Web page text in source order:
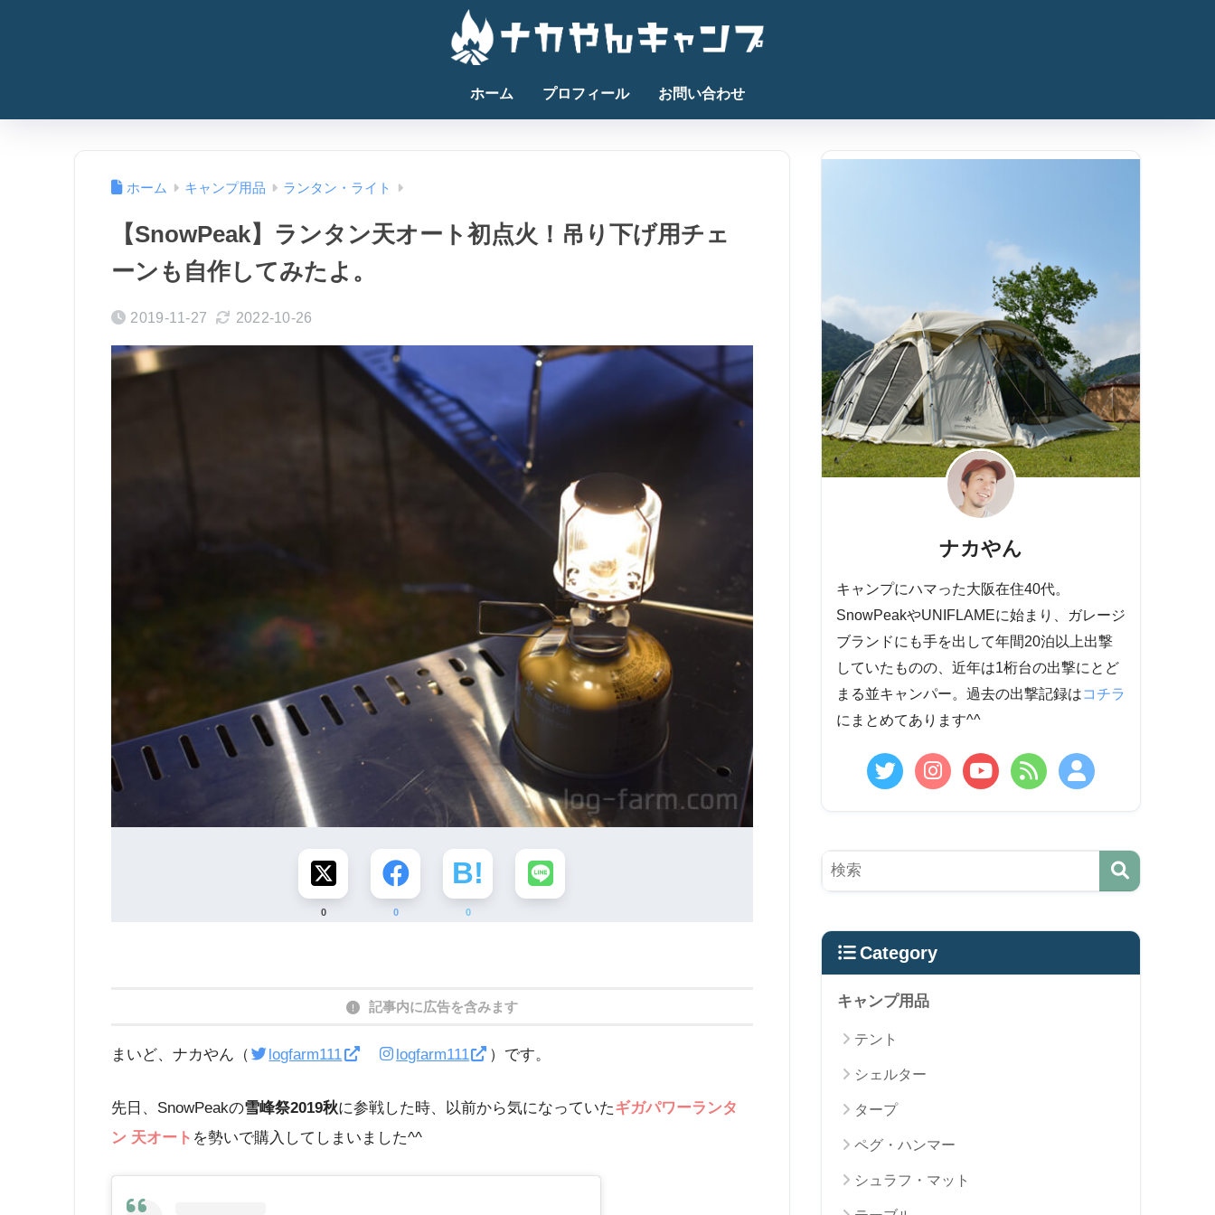
ホーム プロフィール お問い合わせ
ホーム キャンプ用品 ランタン・ライト
【SnowPeak】ランタン天オート初点火！吊り下げ用チェ
ーンも自作してみたよ。
2019-11-27 2022-10-26
0 0 0
記事内に広告を含みます
まいど、ナカやん（ logfarm111 logfarm111 ）です。
先日、SnowPeakの雪峰祭2019秋に参戦した時、以前から気になっていたギガパワーランタ
ン 天オート を勢いで購入してしまいました^^
ナカやん
キャンプにハマった大阪在住40代。
SnowPeakやUNIFLAMEに始まり、ガレージ
ブランドにも手を出して年間20泊以上出撃
していたものの、近年は1桁台の出撃にとど
まる並キャンパー。過去の出撃記録はコチラ
にまとめてあります^^
Category
キャンプ用品
テント
シェルター
タープ
ペグ・ハンマー
シュラフ・マット